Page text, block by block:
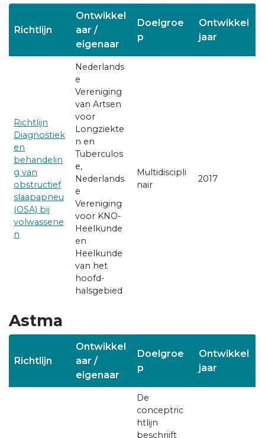
Richtlijn
Ontwikkel
aar /
eigenaar
Doelgroe
p
Ontwikkel
jaar
Richtlijn
Diagnostiek
en
behandelin
g van
obstructief
slaapapneu
(OSA) bij
volwassene
n
Nederlands
e
Vereniging
van Artsen
voor
Longziekte
n en
Tuberculos
e,
Nederlands
e
Vereniging
voor KNO-
Heelkunde
en
Heelkunde
van het
hoofd-
halsgebied
Multidiscipli
nair
2017
Astma
Richtlijn
Ontwikkel
aar /
eigenaar
Doelgroe
p
Ontwikkel
jaar
De
conceptric
htlijn
beschrijft